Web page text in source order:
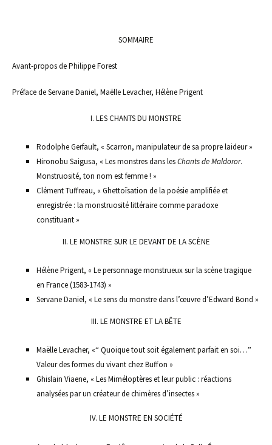
SOMMAIRE
Avant-propos dePhilippe Forest
Préface de Servane Daniel, Maëlle Levacher, Hélène Prigent
I. LES CHANTS DU MONSTRE
Rodolphe Gerfault, « Scarron, manipulateur de sa propre laideur »
Hironobu Saigusa, « Les monstres dans lesChants de Maldoror.
Monstruosité, ton nom est femme ! »
Clément Tuffreau, « Ghettoïsation de la poésie amplifiée et
enregistrée : la monstruosité littéraire comme paradoxe
constituant »
II. LE MONSTRE SUR LE DEVANT DE LA SCÈNE
Hélène Prigent, « Le personnage monstrueux sur la scène tragique
en France (1583-1743) »
Servane Daniel, « Le sens du monstre dans l’œuvre d’Edward Bond »
III. LE MONSTRE ET LA BÊTE
Maëlle Levacher, «“ Quoique tout soit également parfait en soi…”
Valeur des formes du vivant chez Buffon »
Ghislain Viaene, « Les Miméloptères et leur public : réactions
analysées par un créateur de chimères d’insectes »
IV. LE MONSTRE EN SOCIÉTÉ